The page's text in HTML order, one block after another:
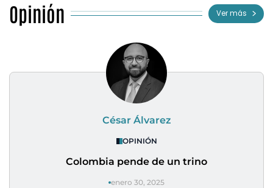
Opinión Ver más
César Álvarez
OPINIÓN
Colombia pende de un trino
enero 30, 2025